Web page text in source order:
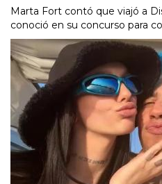
Marta Fort contó que viajó a
conoció en su concurso para